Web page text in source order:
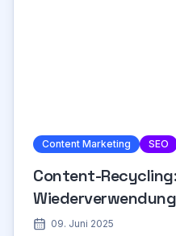
Content Marketing SEO
Content-
09. Juni 2025